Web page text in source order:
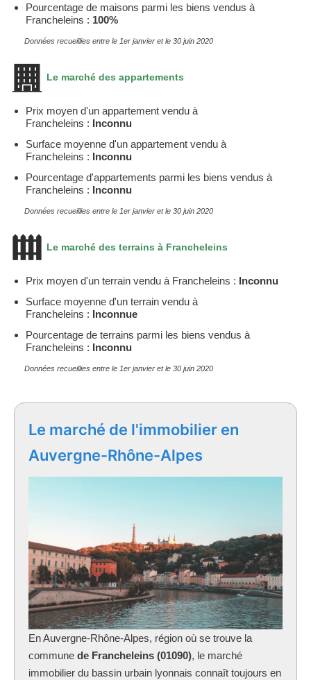
Pourcentage de maisons parmi les biens vendus à
Francheleins : 100%
Données recueillies entre le 1er janvier et le 30 juin 2020
Le marché des appartements
Prix moyen d'un appartement vendu à
Francheleins : Inconnu
Surface moyenne d'un appartement vendu à
Francheleins : Inconnu
Pourcentage d'appartements parmi les biens vendus à
Francheleins : Inconnu
Données recueillies entre le 1er janvier et le 30 juin 2020
Le marché des terrains à Francheleins
Prix moyen d'un terrain vendu à Francheleins : Inconnu
Surface moyenne d'un terrain vendu à
Francheleins : Inconnue
Pourcentage de terrains parmi les biens vendus à
Francheleins : Inconnu
Données recueillies entre le 1er janvier et le 30 juin 2020
Le marché de l'immobilier en
Auvergne-Rhône-Alpes
En Auvergne-Rhône-Alpes, région où se trouve la
commune de Francheleins (01090), le marché
immobilier du bassin urbain lyonnais connaît toujours en